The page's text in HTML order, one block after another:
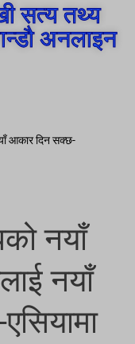
सत्य तथ्य
अनलाइन
आकार दिन सक्छ-
नयाँ
नयाँ